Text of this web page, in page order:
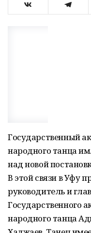
Государственный
народного танца
над новой
В этой связи в Уфу
руководитель и
Государственного
народного танца